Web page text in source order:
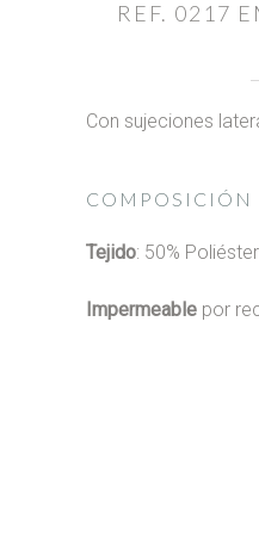
REF. 0217
Con sujeciones
COMPOSICIÓN
Tejido: 50%
Impermeable por